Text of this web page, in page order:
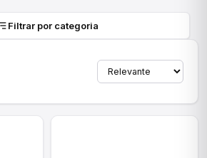
Filtrar por categoria